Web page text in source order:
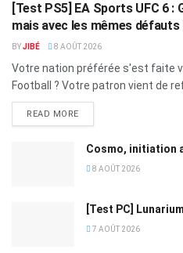
[Test PS5] EA Sports UFC 6 :
mais avec les mêmes défauts
BYJIBÉ 8 AOÛT 2026
Votre nation préférée s'est faite
Football ? Votre patron vient de
READ MORE
Cosmo, initiation
8 AOÛT 2026
[Test PC] Lunarium
7 AOÛT 2026